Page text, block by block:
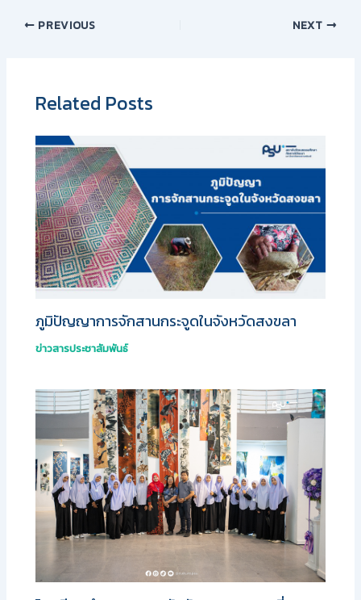
PREVIOUS NEXT
Related Posts
ภูมิปัญญาการจักสานกระจูดในจังหวัดสงขลา
ข่าวสารประชาสัมพันธ์